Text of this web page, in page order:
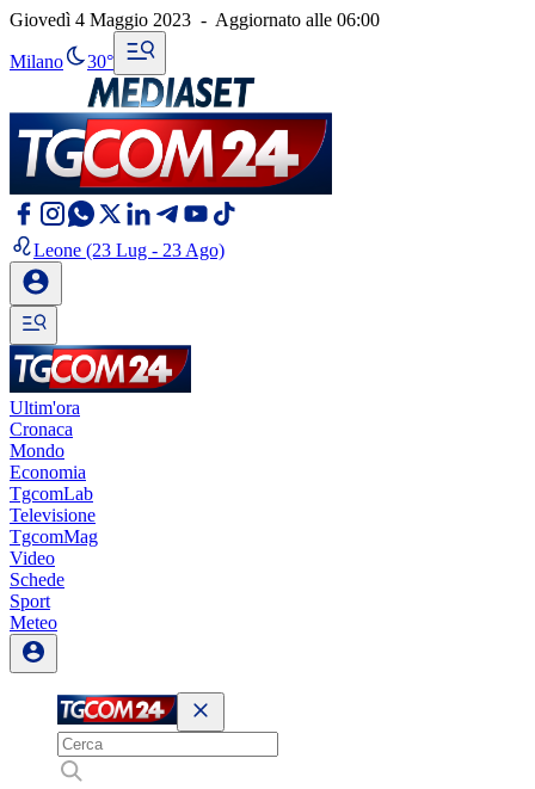
Giovedì 4 Maggio 2023 - Aggiornato alle 06:00
Milano 30°
Leone (23 Lug - 23 Ago)
Ultim'ora
Cronaca
Mondo
Economia
TgcomLab
Televisione
TgcomMag
Video
Schede
Sport
Meteo